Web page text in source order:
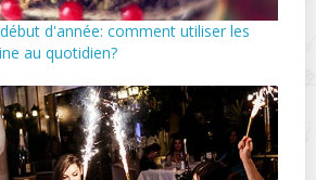
d'année: comment utiliser les
au quotidien?